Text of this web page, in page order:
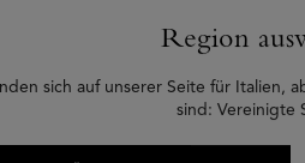
Region
sich auf unserer Seite für Italien,
sind: Vereinigte